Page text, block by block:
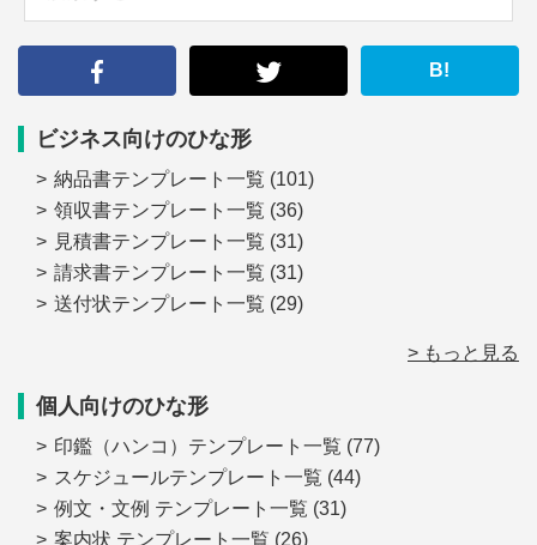
B!
ビジネス向けのひな形
納品書テンプレート一覧 (101)
領収書テンプレート一覧 (36)
見積書テンプレート一覧 (31)
請求書テンプレート一覧 (31)
送付状テンプレート一覧 (29)
> もっと見る
個人向けのひな形
印鑑（ハンコ）テンプレート一覧 (77)
スケジュールテンプレート一覧 (44)
例文・文例 テンプレート一覧 (31)
案内状 テンプレート一覧 (26)